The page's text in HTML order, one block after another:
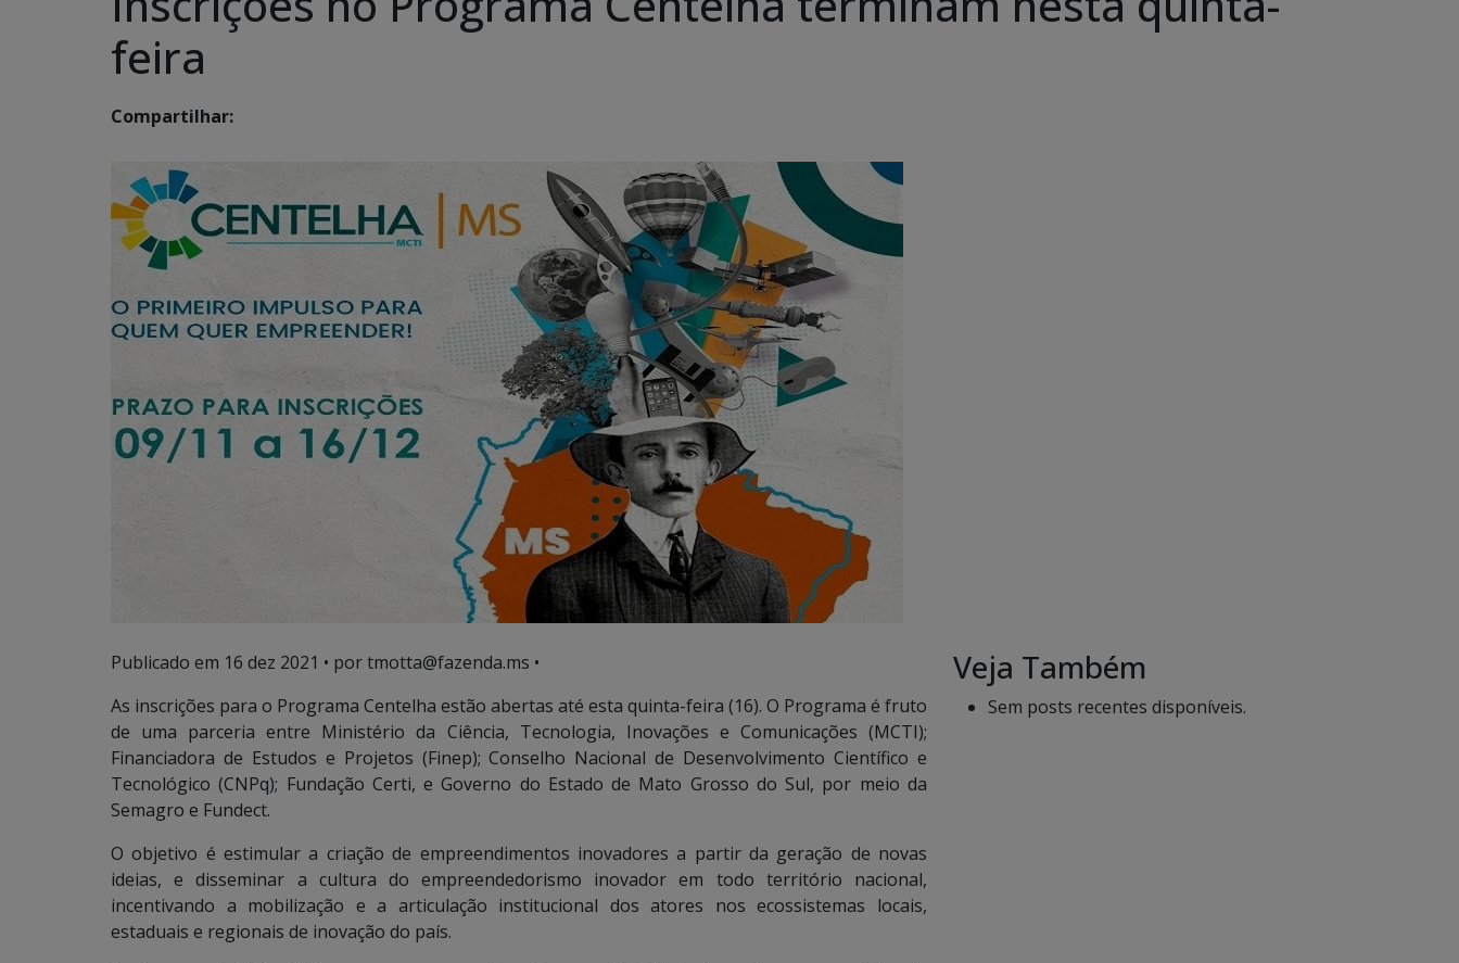
feira
Compartilhar:
Publicado em 16 dez 2021 • por tmotta@fazenda.ms •
As inscrições para o Programa Centelha estão abertas até esta quinta-feira (16). O Programa é fruto
de uma parceria entre Ministério da Ciência, Tecnologia, Inovações e Comunicações (MCTI);
Financiadora de Estudos e Projetos (Finep); Conselho Nacional de Desenvolvimento Científico e
Tecnológico (CNPq); Fundação Certi, e Governo do Estado de Mato Grosso do Sul, por meio da
Semagro e Fundect.
O objetivo é estimular a criação de empreendimentos inovadores a partir da geração de novas
ideias, e disseminar a cultura do empreendedorismo inovador em todo território nacional,
incentivando a mobilização e a articulação institucional dos atores nos ecossistemas locais,
estaduais e regionais de inovação do país.
Veja Também
Sem posts recentes disponíveis.